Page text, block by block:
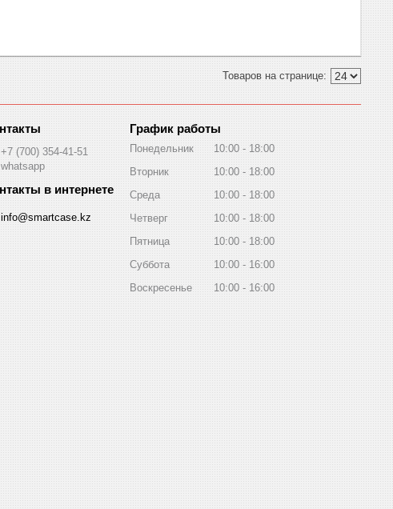
+7 (700) 354-41-51
whatsapp
info@smartcase.kz
График работы
Понедельник 10:00
18:00
Вторник
10:00
18:00
Среда
10:00
18:00
Четверг
10:00
18:00
Пятница
10:00
18:00
Суббота
10:00
16:00
Воскресенье
10:00 16:00